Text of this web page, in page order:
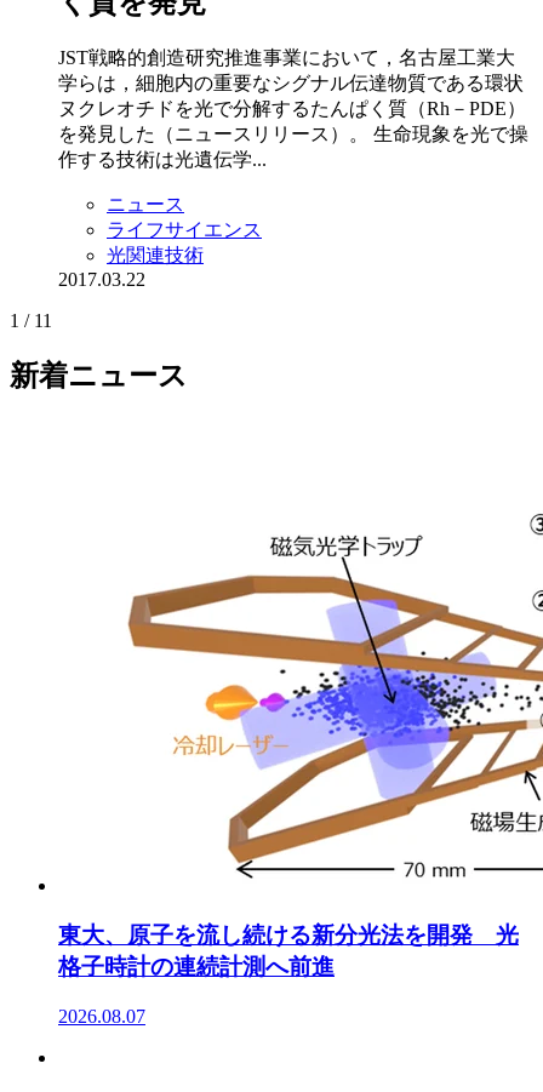
JST戦略的創造研究推進事業において，名古屋工業大
学らは，細胞内の重要なシグナル伝達物質である環状
ヌクレオチドを光で分解するたんぱく質（Rh－PDE）
を発見した（ニュースリリース）。 生命現象を光で操
作する技術は光遺伝学...
ニュース
ライフサイエンス
光関連技術
2017.03.22
1 / 11
新着ニュース
東大、原子を流し続ける新分光法を開発 光
格子時計の連続計測へ前進
2026.08.07